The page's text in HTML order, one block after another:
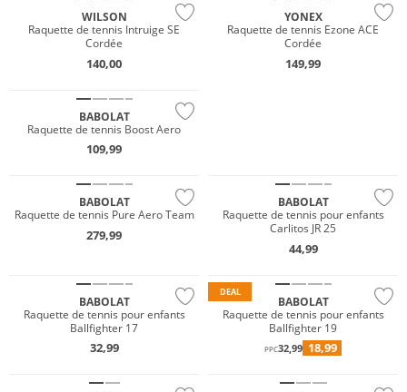
WILSON
Raquette de tennis Intruige SE
Cordée
140,00
YONEX
Raquette de tennis Ezone ACE
Cordée
149,99
BABOLAT
Raquette de tennis Boost Aero
109,99
BABOLAT
Raquette de tennis Pure Aero Team
279,99
BABOLAT
Raquette de tennis pour enfants
Carlitos JR 25
44,99
BABOLAT
Raquette de tennis pour enfants
Ballfighter 17
32,99
DEAL
BABOLAT
Raquette de tennis pour enfants
Ballfighter 19
PPC32,99 18,99